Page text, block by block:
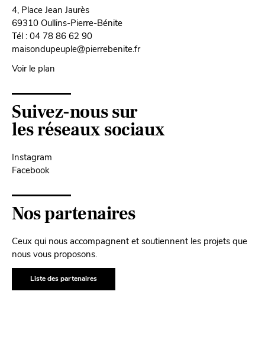
4, Place Jean Jaurès
69310 Oullins-Pierre-Bénite
Tél : 04 78 86 62 90
maisondupeuple@pierrebenite.fr
Voir le plan
Suivez-nous sur
les réseaux sociaux
Instagram
Facebook
Nos partenaires
Ceux qui nous accompagnent et soutiennent les projets que
nous vous proposons.
Liste des partenaires